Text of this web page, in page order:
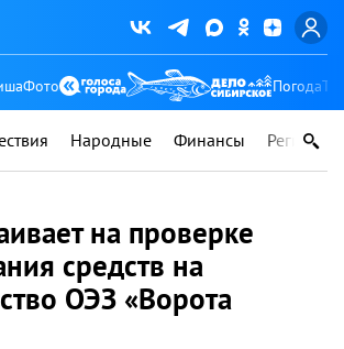
Фото Погода
Народные Финансы Регионы
на проверке
средств на
ОЭЗ «Ворота